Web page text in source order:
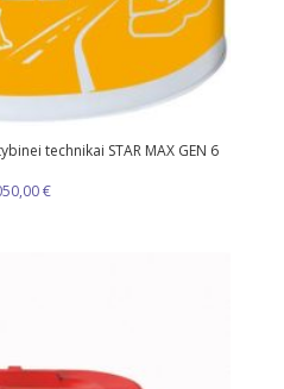
technikai STAR MAX GEN 6
€